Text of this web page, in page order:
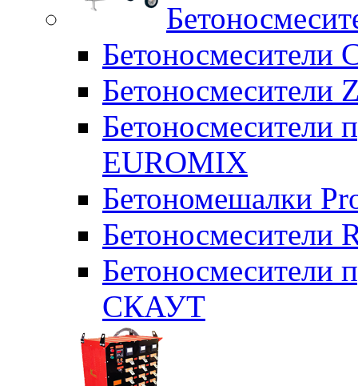
Бетоносмесители
Бетоносмесители
Бетоносмесители
EUROMIX
Бетономешалки
Бетоносмесители
Бетоносмесители
СКАУТ